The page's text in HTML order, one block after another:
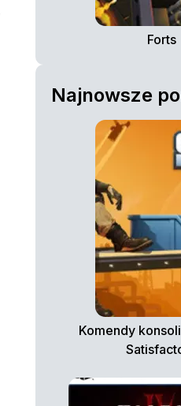
Forts
Najnowsze
Komendy